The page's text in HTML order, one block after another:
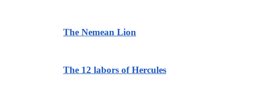
The Nemean Lion
The 12 labors of Hercules